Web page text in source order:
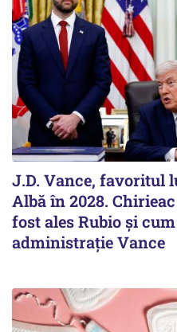
J.D. Vance, favoritul
Albă în 2028.
fost ales Rubio și
administrație Vance